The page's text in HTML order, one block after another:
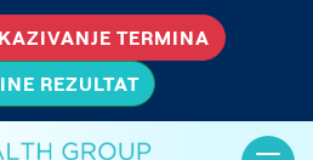
TERMINA
REZULTAT